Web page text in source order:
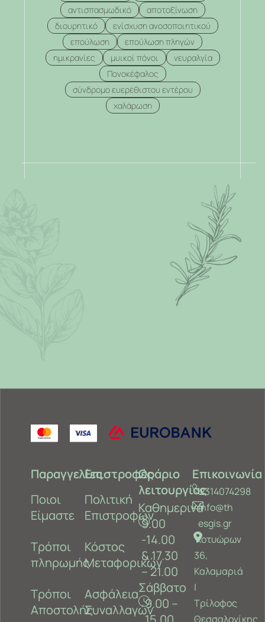
αντισπασμωδικό
αποτοξίνωση
διουρητικό
ενίσχυση ανοσοποιητικού
επούλωση
επούλωση πληγών
ημικρανίες
μυικοί πόνοι
νευραλγία
Πονοκέφαλος
σύνδρομο ευερέθιστου εντέρου
χαλάρωση
.
Παραγγελίες
Ποιοι
Είμαστε
Τρόποι
πληρωμής
Τρόποι
Αποστολής
Επιστροφές
Πολιτική
Επιστροφών
Κόστος
Μεταφορικών
Ασφάλεια
Συναλλαγών
Ωράριο
λειτουργίας
Καθημερινά
9.00
-14.00
& 17.30
– 21.00
Σάββατο
9.00 –
Επικοινωνία
2314074298
info@th
esgis.gr
Κοτυώρων
36,
Καλαμαριά
‎|
Τρίλοφος
Θεσσαλονίκης